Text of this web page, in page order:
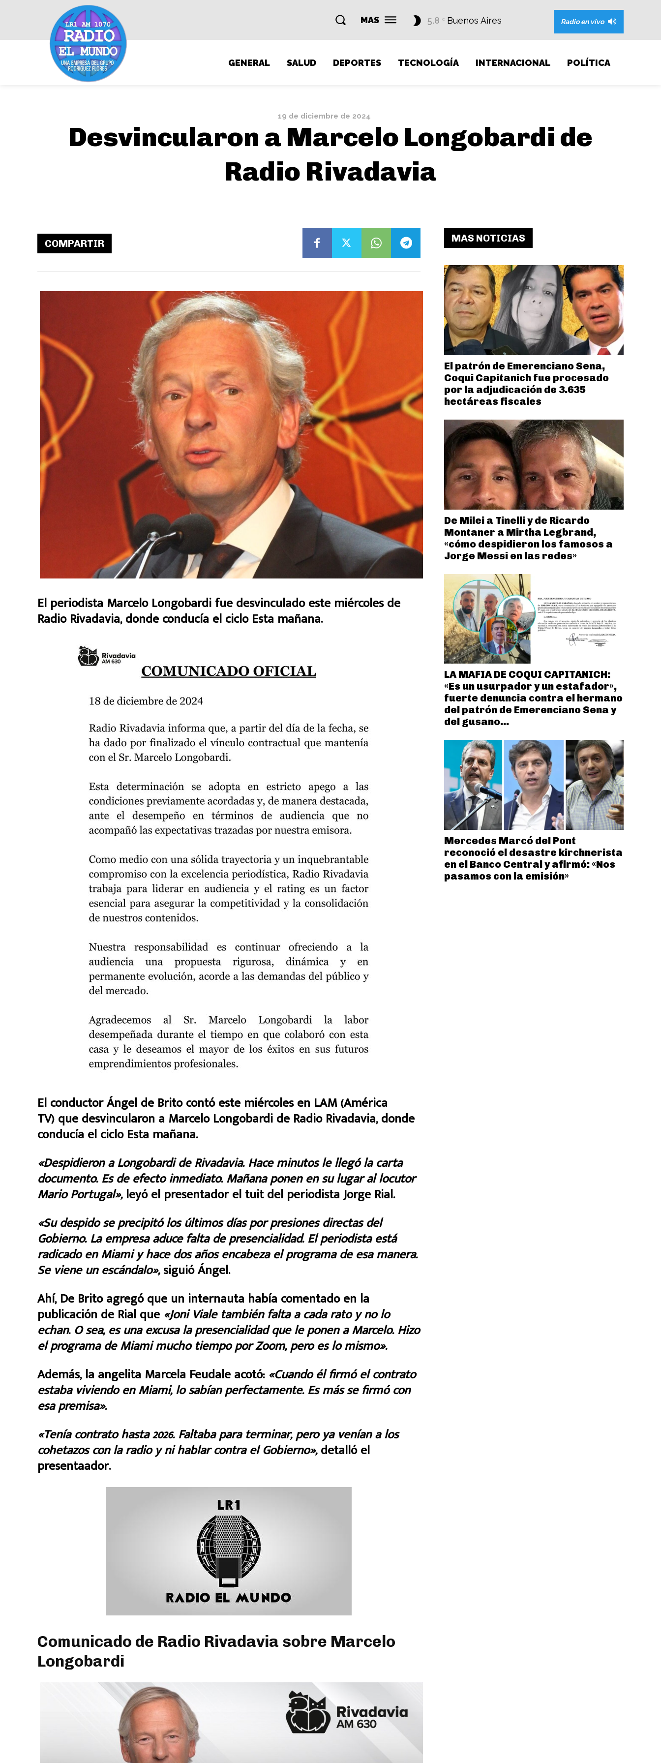
MAS 5.8 C Buenos Aires Radio en vivo
GENERAL SALUD DEPORTES TECNOLOGÍA INTERNACIONAL POLÍTICA
19 de diciembre de 2024
Desvincularon a Marcelo Longobardi de
Radio Rivadavia
COMPARTIR
El periodista Marcelo Longobardi fue desvinculado este miércoles de
Radio Rivadavia, donde conducía el ciclo Esta mañana.
El conductor Ángel de Brito contó este miércoles en LAM (América
TV) que desvincularon a Marcelo Longobardi de Radio Rivadavia, donde
conducía el ciclo Esta mañana.
«Despidieron a Longobardi de Rivadavia. Hace minutos le llegó la carta
documento. Es de efecto inmediato.Mañana ponen en su lugar al locutor
Mario Portugal»,leyó el presentador el tuit del periodista Jorge Rial.
«Su despido se precipitó los últimos días por presiones directas del
Gobierno. La empresa aduce falta de presencialidad. El periodista está
radicado en Miami y hace dos años encabeza el programa de esa manera.
Se viene un escándalo»,siguió Ángel.
Ahí, De Brito agregó que un internauta había comentado en la
publicación de Rial que «Joni Viale también falta a cada rato y no lo
echan. O sea, es una excusa la presencialidad que le ponen a Marcelo. Hizo
el programa de Miami mucho tiempo por Zoom, pero es lo mismo».
Además, la angelita Marcela Feudale acotó:«Cuando él firmó el contrato
estaba viviendo en Miami, lo sabían perfectamente. Es más se firmó con
esa premisa».
«Tenía contrato hasta 2026. Faltaba para terminar, pero ya venían a los
cohetazos con la radio y ni hablar contra el Gobierno»,detalló el
presentaador.
Comunicado de Radio Rivadavia sobre Marcelo
Longobardi
MAS NOTICIAS
El patrón de Emerenciano Sena,
Coqui Capitanich fue procesado
por la adjudicación de 3.635
hectáreas fiscales
De Milei a Tinelli y de Ricardo
Montaner a Mirtha Legbrand,
«cómo despidieron los famosos a
Jorge Messi en las redes»
LA MAFIA DE COQUI CAPITANICH:
«Es un usurpador y un estafador»,
fuerte denuncia contra el hermano
del patrón de Emerenciano Sena y
del gusano...
Mercedes Marcó del Pont
reconoció el desastre kirchnerista
en el Banco Central y afirmó: «Nos
pasamos con la emisión»